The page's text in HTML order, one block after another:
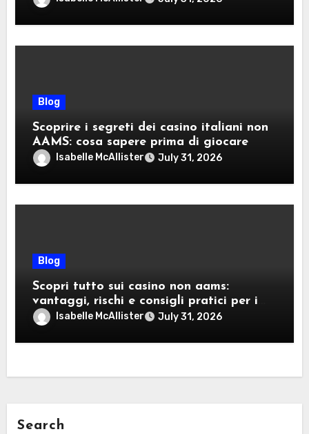
Blog
Scoprire i segreti dei casino italiani non
AAMS: cosa sapere prima di giocare
Isabelle McAllister July 31, 2026
Blog
Scopri tutto sui casino non aams:
vantaggi, rischi e consigli pratici per i
giocatori italiani
Isabelle McAllister July 31, 2026
Search